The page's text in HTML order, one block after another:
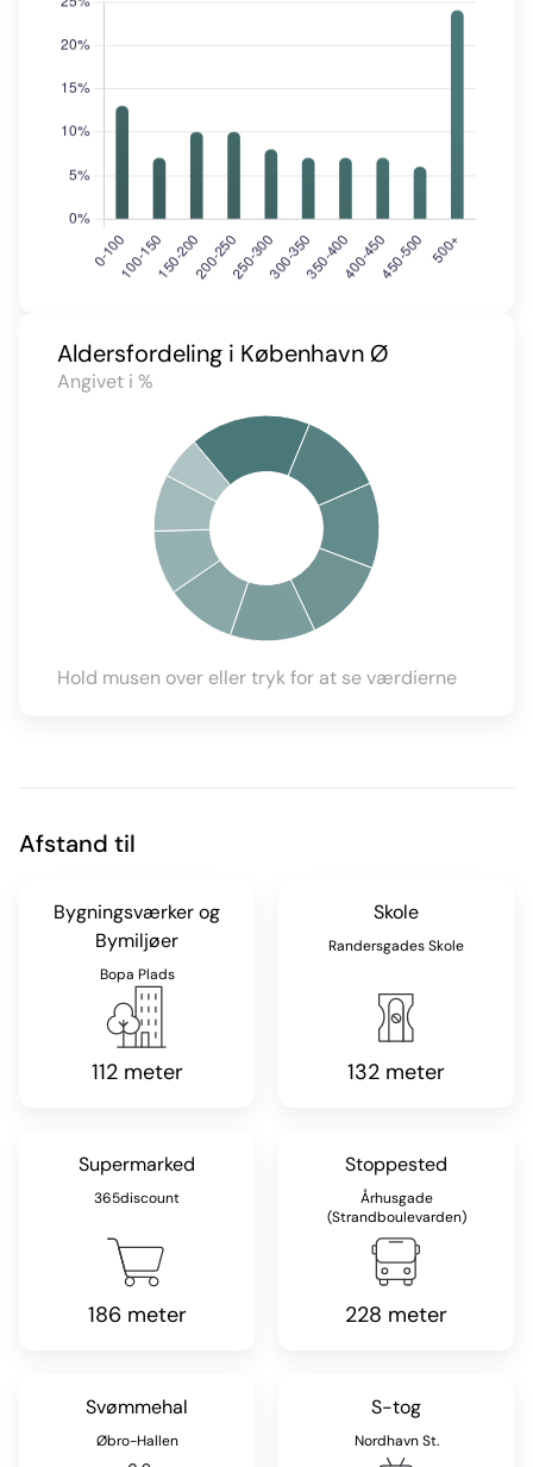
Aldersfordeling i København Ø
Angivet i %
Hold musen over eller tryk for at se værdierne
Afstand til
Bygningsværker og
Bymiljøer
Bopa Plads
112 meter
Skole
Randersgades Skole
132 meter
Supermarked
365discount
186 meter
Stoppested
Århusgade
(Strandboulevarden)
228 meter
Svømmehal
Øbro-Hallen
S-tog
Nordhavn St.